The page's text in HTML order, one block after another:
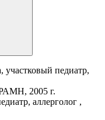
участковый педиатр,
2005 г.
аллерголог ,